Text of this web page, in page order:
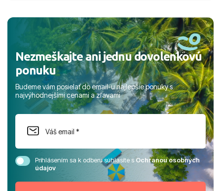
Nezmeškajte ani jednu dovolenkovú
ponuku
Budeme vám posielať do email-u najlepšie ponuky s
najvýhodnejšími cenami a zľavami
Prihlásením sa k odberu súhlasíte sOchranou osobných
údajov